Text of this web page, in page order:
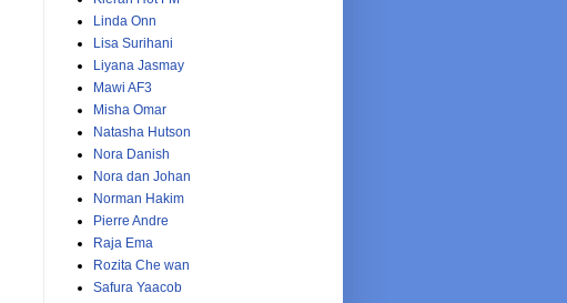
Linda Onn
Lisa Surihani
Liyana Jasmay
Mawi AF3
Misha Omar
Natasha Hutson
Nora Danish
Nora dan Johan
Norman Hakim
Pierre Andre
Raja Ema
Rozita Che wan
Safura Yaacob